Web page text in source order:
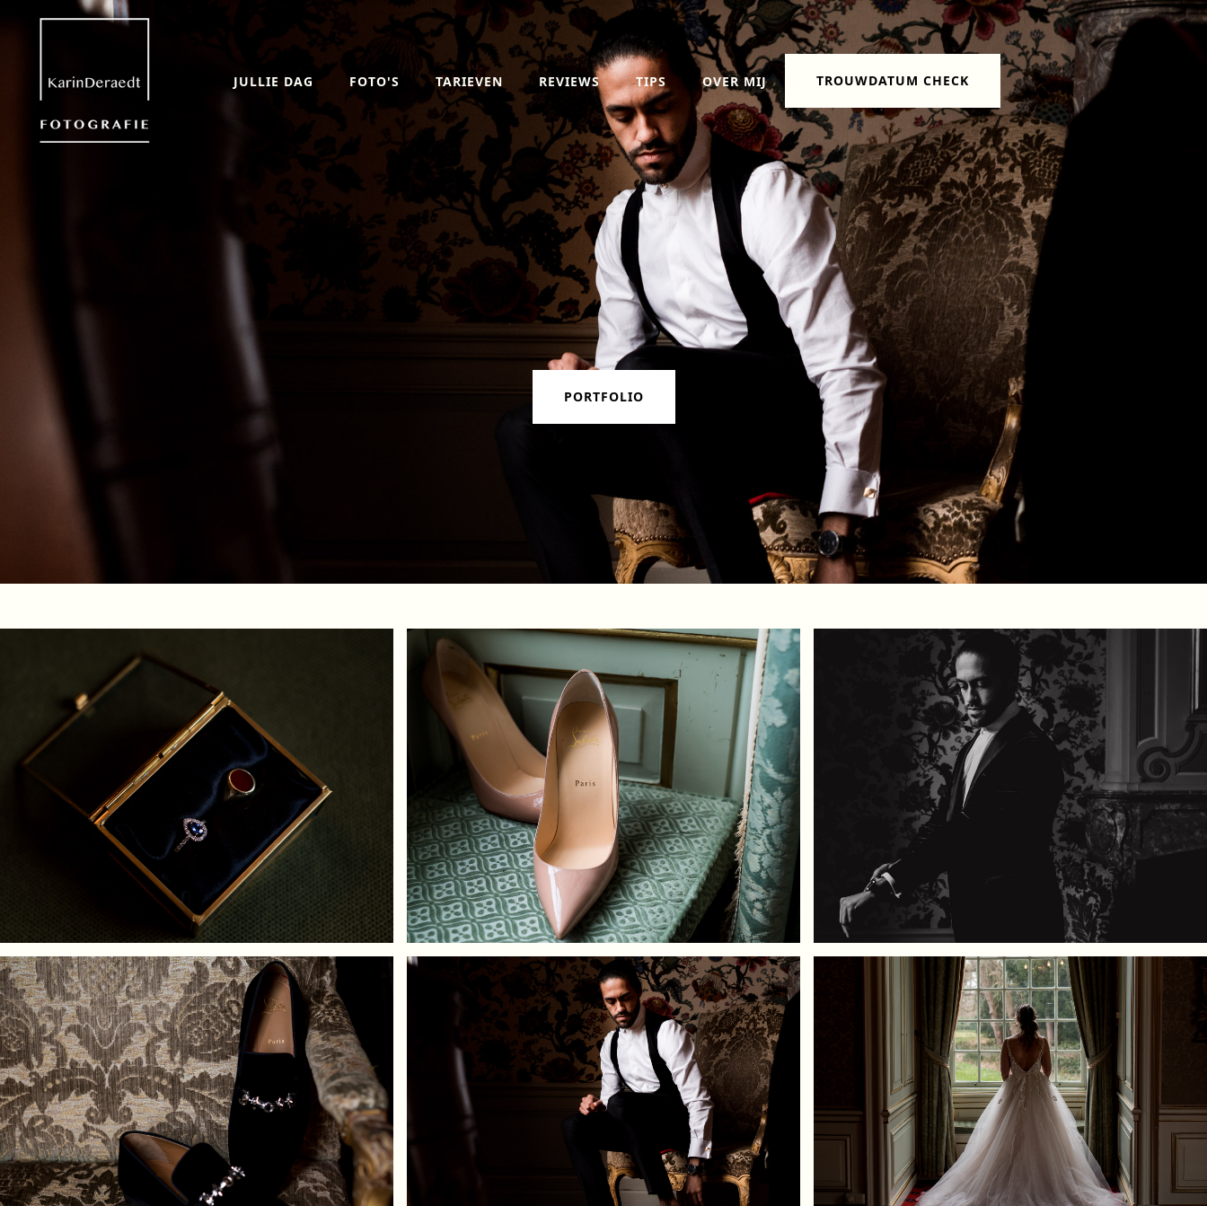
JULLIE DAG FOTO'S TARIEVEN REVIEWS TIPS OVER MIJ TROUWDATUM CHECK
PORTFOLIO